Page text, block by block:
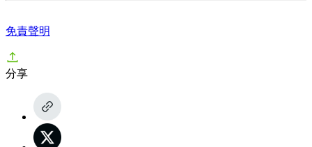
免責聲明
分享